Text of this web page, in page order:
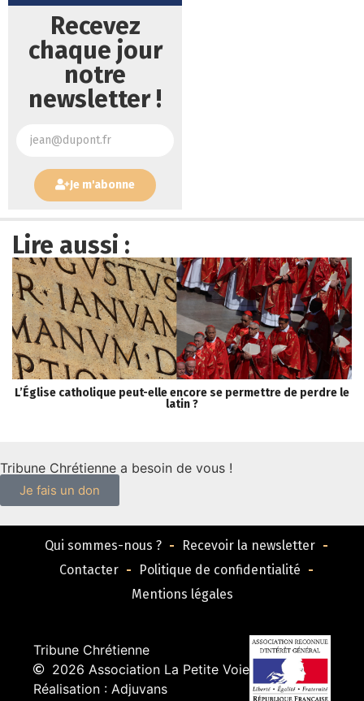
Recevez
chaque jour
notre
newsletter !
Je m'abonne
Lire aussi :
L’Église catholique peut-elle encore se permettre de perdre le
latin ?
Tribune Chrétienne a besoin de vous !
Je fais un don
Qui sommes-nous ?
Recevoir la newsletter
Contacter
Politique de confidentialité
Mentions légales
Tribune Chrétienne
2026 Association La Petite Voie
Réalisation : Adjuvans